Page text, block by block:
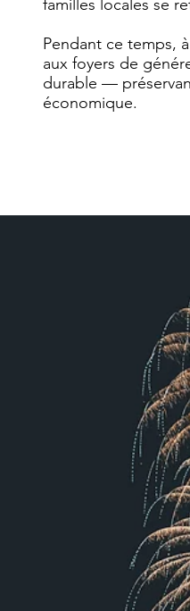
familles locales se
Pendant ce temps,
aux foyers de
durable —
économique.